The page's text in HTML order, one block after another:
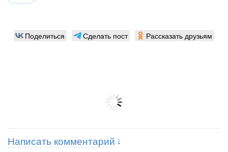
Поделиться Сделать пост Рассказать друзьям
Написать комментарий